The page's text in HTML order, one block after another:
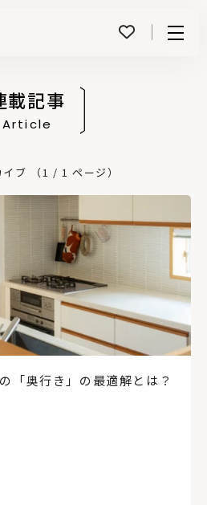
載記事
Article
ブ （1 / 1 ページ）
「奥行き」の最適解とは？